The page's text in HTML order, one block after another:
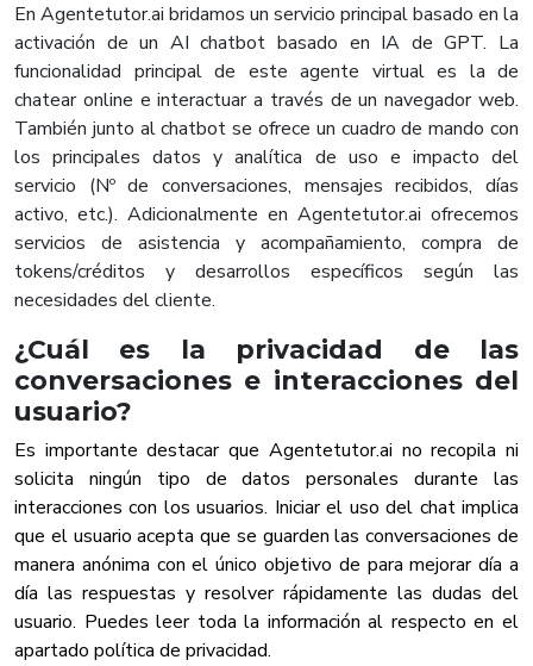
En Agentetutor.ai bridamos un servicio principal basado en la
activación de un AI chatbot basado en IA de GPT. La
funcionalidad principal de este agente virtual es la de
chatear online e interactuar a través de un navegador web.
También junto al chatbot se ofrece un cuadro de mando con
los principales datos y analítica de uso e impacto del
servicio (Nº de conversaciones, mensajes recibidos, días
activo, etc.). Adicionalmente en Agentetutor.ai ofrecemos
servicios de asistencia y acompañamiento, compra de
tokens/créditos y desarrollos específicos según las
necesidades del cliente.
¿Cuál es la privacidad de las
conversaciones e interacciones del
usuario?
Es importante destacar que Agentetutor.ai no recopila ni
solicita ningún tipo de datos personales durante las
interacciones con los usuarios. Iniciar el uso del chat implica
que el usuario acepta que se guarden las conversaciones de
manera anónima con el único objetivo de para mejorar día a
día las respuestas y resolver rápidamente las dudas del
usuario. Puedes leer toda la información al respecto en el
apartado política de privacidad.